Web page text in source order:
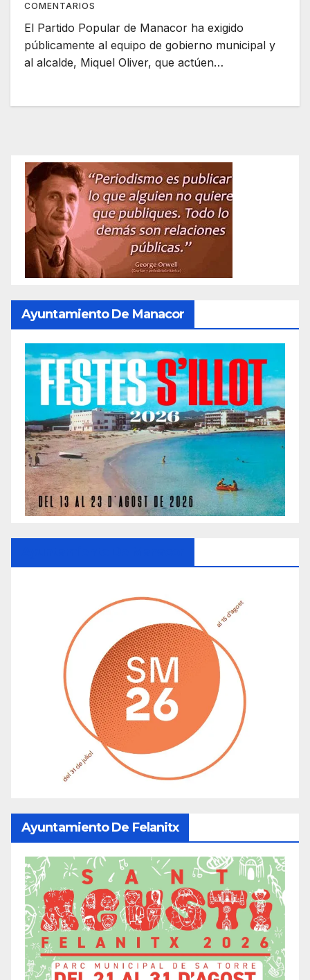
COMENTARIOS
El Partido Popular de Manacor ha exigido
públicamente al equipo de gobierno municipal y
al alcalde, Miquel Oliver, que actúen…
Ayuntamiento De Manacor
Ayuntamiento De Felanitx